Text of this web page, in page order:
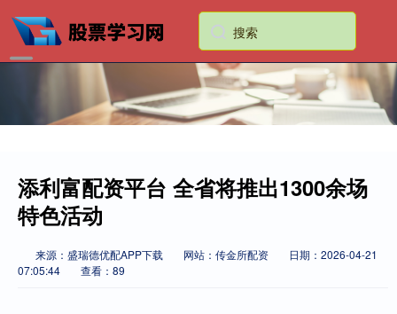
添利富配资平台 全省将推出1300余场
特色活动
来源：盛瑞德优配APP下载 网站：传金所配资
日期：2026-04-21
07:05:44
查看：89